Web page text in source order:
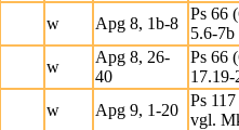
w Apg 8, 1b-8
Ps 66
5.6-
w
Apg 8, 26-
40
Ps 66
w Apg 9, 1-20
Ps
vgl.